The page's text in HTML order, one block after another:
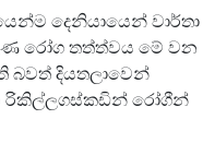
දෙනියායෙන් වාර්තා
රෝග තත්ත්වය මේ වන
බවත් දියතලාවෙන්
රිකිල්ලගස්කඩින් රෝගීන්